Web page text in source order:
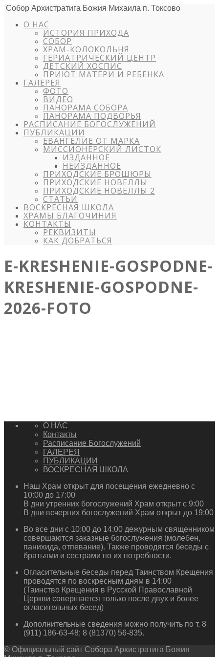
Собор Архистратига Божия Михаила п. Токсово
О НАС
ИСТОРИЯ ПРИХОДА
СОБОР
ХРАМ-КОЛОКОЛЬНЯ
ГЕРИАТРИЧЕСКИЙ ЦЕНТР
ДЕТСКИЙ ХОСПИС
ПРИЮТ МАТЕРИ И РЕБЕНКА
ГАЛЕРЕЯ
ФОТО
ВИДЕО
ПАНОРАМА СОБОРА
ПАНОРАМА ПОДВОРЬЯ
РАСПИСАНИЕ БОГОСЛУЖЕНИЙ
ПУБЛИКАЦИИ
ЕВАНГЕЛИЕ ОТ МАРКА
МИССИОНЕРСКИЙ ЛИСТОК
ИЗДАННОЕ
НЕИЗДАННОЕ
ПРИХОДСКИЕ БРОШЮРЫ
ПРИХОДСКИЕ НОВЕЛЛЫ
ПРИХОДСКИЕ НОВЕЛЛЫ 2
СТАТЬИ
ВОСКРЕСНАЯ ШКОЛА
ХРАМЫ БЛАГОЧИНИЯ
КОНТАКТЫ
РЕКВИЗИТЫ
КАК ДОБРАТЬСЯ
E-KRESHENIE-GOSPODNE-
KRESHENIE-GOSPODNE-
2026-FOTO
О НАС
Контакты
Расписание Богослужений
ГАЛЕРЕЯ
ПУБЛИКАЦИИ
ВОСКРЕСНАЯ ШКОЛА
Наш Храм открыт для посещения ежедневно с
10:00 до 17:00
В дни утренних богослужений Храм открыт с 9:00
В дни вечерних богослужений Храм открыт до 19:00
Во все дни с 10:00 до 14:00 дежурным священником
совершаются заказные богослужения (молебен,
панихида, отпевание). Также проводятся беседы с
братьями и сестрами по их потребности.
Огласительные беседы перед Таинством Крещения
проводятся по воскресным дням в 14:00
(Таинство Крещения в Русской Православной
Церкви совершается только после двух и более
огласительных бесед)
Дополнительные сведения можно получить по т. 8
(911) 186-63-48; 8 (81370) 56-835.
© Официальный сайт Собора Архистратига Божия